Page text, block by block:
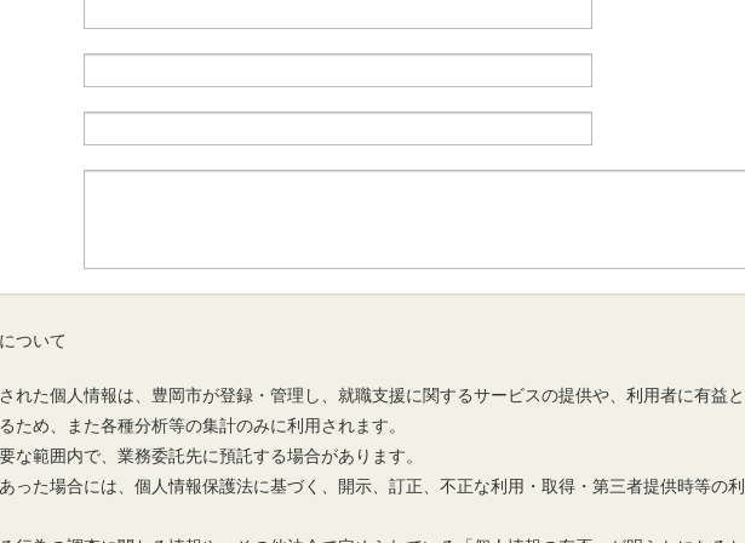
ついて
れた個人情報は、豊岡市が登録・管理し、就職支援に関するサービスの提供や、利用者に有益
ため、また各種分析等の集計のみに利用されます。
な範囲内で、業務委託先に預託する場合があります。
った場合には、個人情報保護法に基づく、開示、訂正、不正な利用・取得・第三者提供時等の